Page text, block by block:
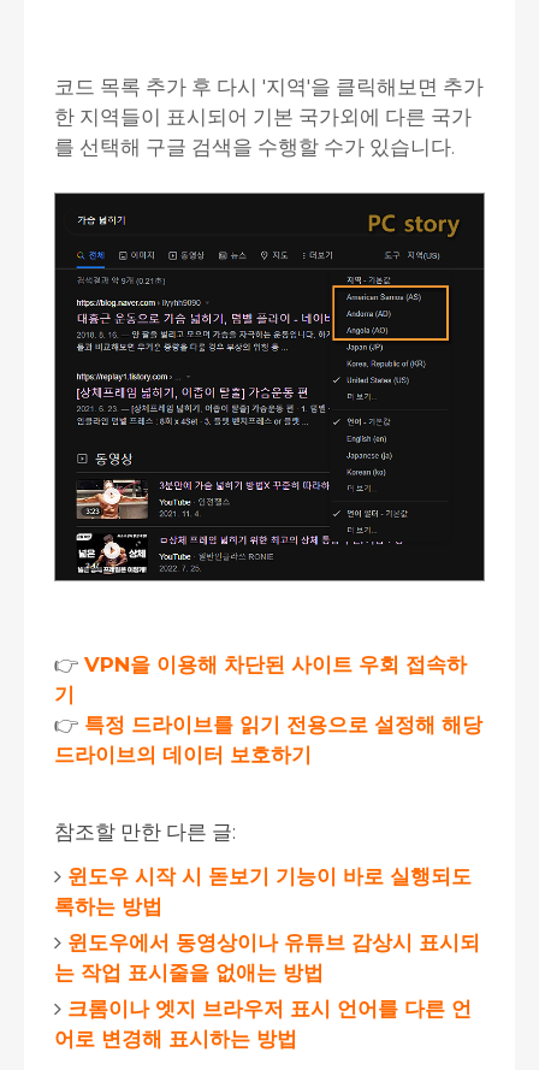
코드 목록 추가 후 다시 '지역'을 클릭해보면 추가
한 지역들이 표시되어 기본 국가외에 다른 국가
를 선택해 구글 검색을 수행할 수가 있습니다.
👉 VPN을 이용해 차단된 사이트 우회 접속하
기
👉 특정 드라이브를 읽기 전용으로 설정해 해당
드라이브의 데이터 보호하기
참조할 만한 다른 글:
윈도우 시작 시 돋보기 기능이 바로 실행되도
록하는 방법
윈도우에서 동영상이나 유튜브 감상시 표시되
는 작업 표시줄을 없애는 방법
크롬이나 엣지 브라우저 표시 언어를 다른 언
어로 변경해 표시하는 방법